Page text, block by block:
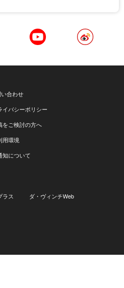
合わせ
イバシーポリシー
をご検討の方へ
用環境
知について
ラス
ダ・ヴィンチWeb